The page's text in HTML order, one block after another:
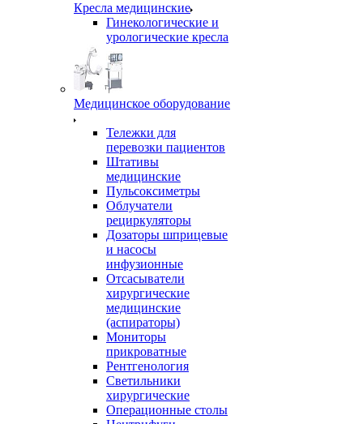
Кресла медицинские
Гинекологические и
урологические кресла
Медицинское оборудование
Тележки для
перевозки пациентов
Штативы
медицинские
Пульсоксиметры
Облучатели
рециркуляторы
Дозаторы шприцевые
и насосы
инфузионные
Отсасыватели
хирургические
медицинские
(аспираторы)
Мониторы
прикроватные
Рентгенология
Светильники
хирургические
Операционные столы